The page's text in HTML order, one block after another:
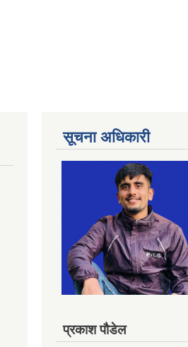
सूचना अधिकारी
प्रकाश पौडेल